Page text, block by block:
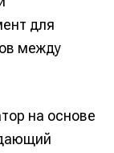
для
между
на основе